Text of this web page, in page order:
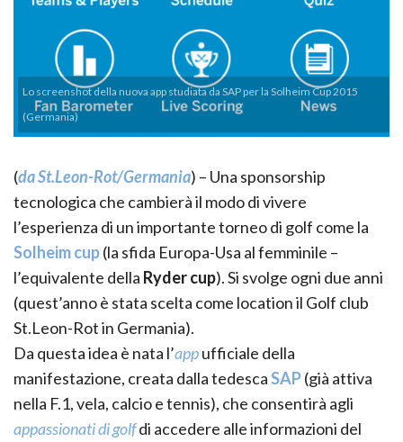
Lo screenshot della nuova app studiata da SAP per la Solheim Cup 2015
(Germania)
(da St.Leon-Rot/Germania) – Una sponsorship
tecnologica che cambierà il modo di vivere
l’esperienza di un importante torneo di golf come la
Solheim cup(la sfida Europa-Usa al femminile –
l’equivalente della Ryder cup). Si svolge ogni due anni
(quest’anno è stata scelta come location il Golf club
St.Leon-Rot in Germania).
Da questa idea è nata l’appufficiale della
manifestazione, creata dalla tedescaSAP(già attiva
nella F.1, vela, calcio e tennis), che consentirà agli
appassionati di golfdi accedere alle informazioni del